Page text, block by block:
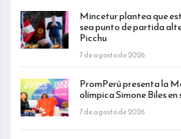
Mincetur plantea que
sea punto de partida
Picchu
7 de agosto de 2026
PromPerú presenta la
olímpica Simone Biles
7 de agosto de 2026